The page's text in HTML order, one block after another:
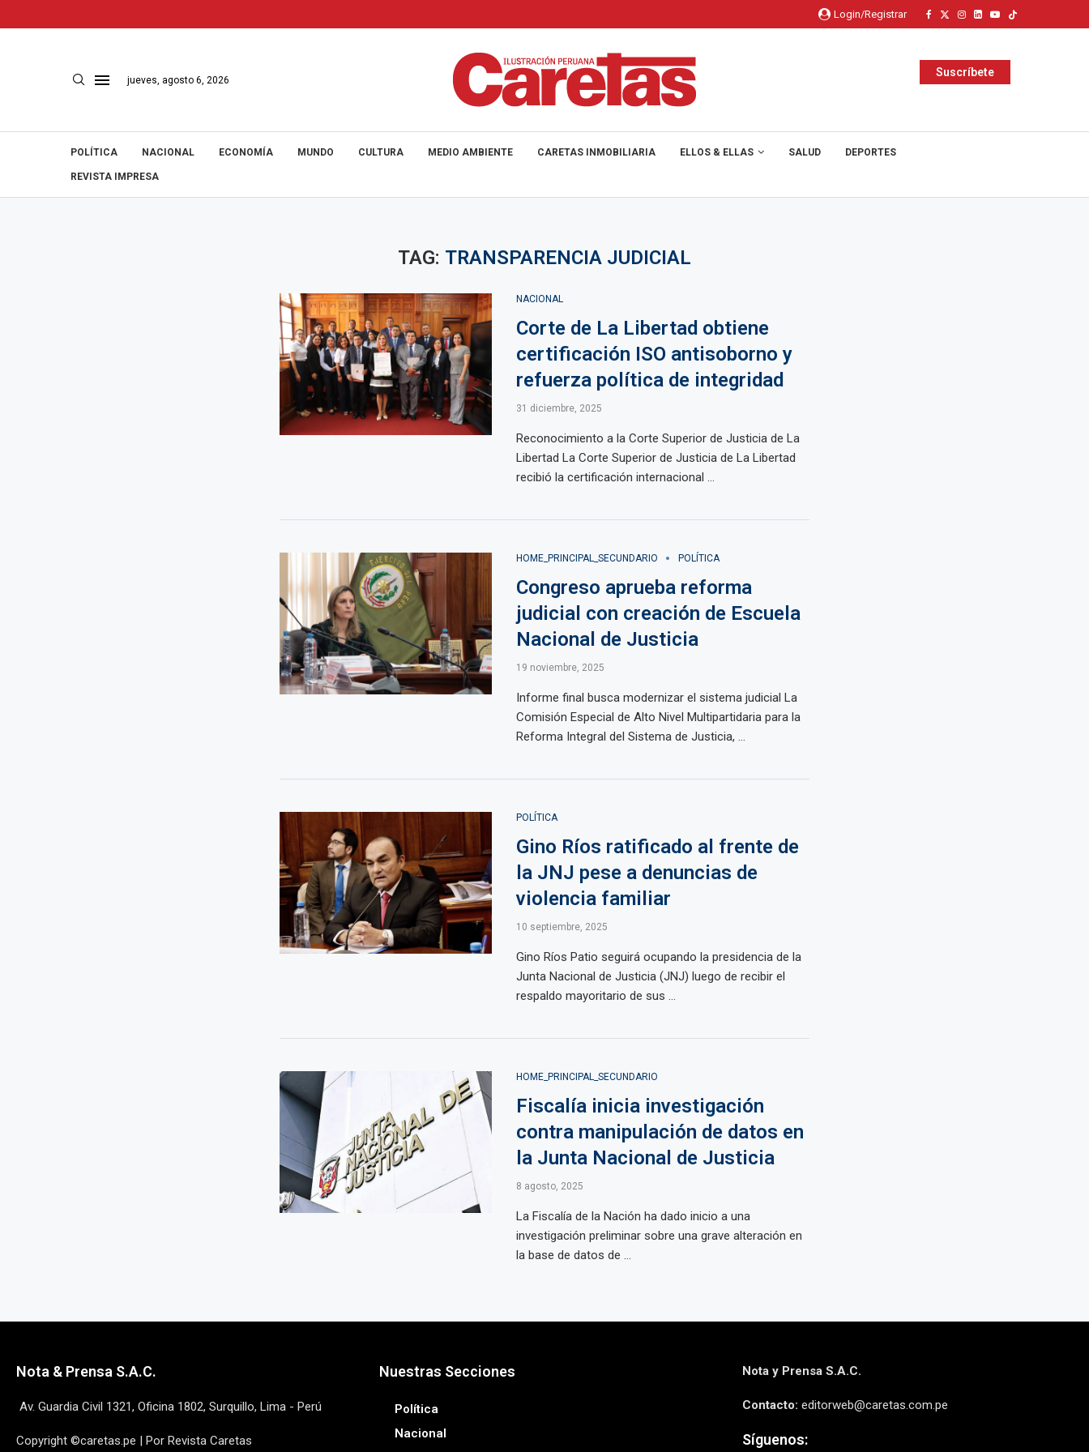
Login/Registrar
jueves, agosto 6, 2026
Suscríbete
POLÍTICA NACIONAL ECONOMÍA MUNDO CULTURA MEDIO AMBIENTE CARETAS INMOBILIARIA ELLOS & ELLAS SALUD DEPORTES
REVISTA IMPRESA
TAG: TRANSPARENCIA JUDICIAL
NACIONAL
Corte de La Libertad obtiene
certificación ISO antisoborno y
refuerza política de integridad
31 diciembre, 2025
Reconocimiento a la Corte Superior de Justicia de La
Libertad La Corte Superior de Justicia de La Libertad
recibió la certificación internacional ...
HOME_PRINCIPAL_SECUNDARIO POLÍTICA
Congreso aprueba reforma
judicial con creación de Escuela
Nacional de Justicia
19 noviembre, 2025
Informe final busca modernizar el sistema judicial La
Comisión Especial de Alto Nivel Multipartidaria para la
Reforma Integral del Sistema de Justicia, ...
POLÍTICA
Gino Ríos ratificado al frente de
la JNJ pese a denuncias de
violencia familiar
10 septiembre, 2025
Gino Ríos Patio seguirá ocupando la presidencia de la
Junta Nacional de Justicia (JNJ) luego de recibir el
respaldo mayoritario de sus ...
HOME_PRINCIPAL_SECUNDARIO
Fiscalía inicia investigación
contra manipulación de datos en
la Junta Nacional de Justicia
8 agosto, 2025
La Fiscalía de la Nación ha dado inicio a una
investigación preliminar sobre una grave alteración en
la base de datos de ...
Nota & Prensa S.A.C.
Av. Guardia Civil 1321, Oficina 1802, Surquillo, Lima - Perú
Copyright ©caretas.pe | Por Revista Caretas
Nuestras Secciones
Política
Nacional
Nota y Prensa S.A.C.
Contacto: editorweb@caretas.com.pe
Síguenos: